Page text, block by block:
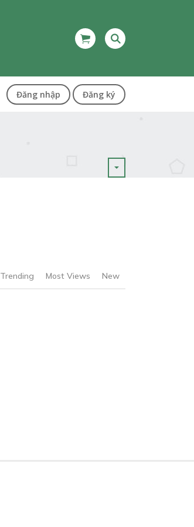
Đăng nhập Đăng ký
Trending Most Views New